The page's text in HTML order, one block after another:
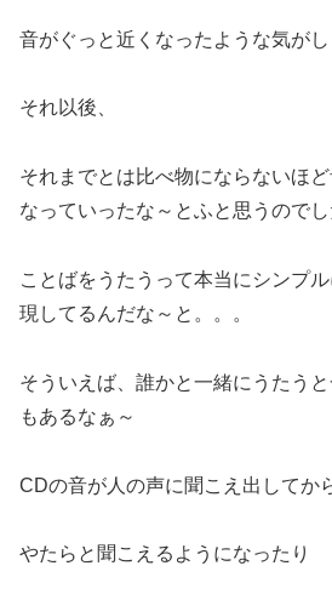
音がぐっと近くなったような気がし
それ以後、
それまでとは比べ物にならないほ
なっていったな～とふと思うのでし
ことばをうたうって本当にシンプ
現してるんだな～と。。。
そういえば、誰かと一緒にうたう
もあるなぁ～
CDの音が人の声に聞こえ出してか
やたらと聞こえるようになったり